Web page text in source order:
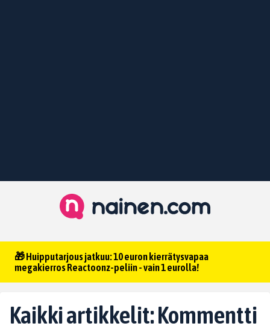
🎁 Huipputarjous jatkuu: 10 euron kierrätysvapaa
megakierros Reactoonz-peliin - vain 1 eurolla!
Kaikki artikkelit: Kommentti